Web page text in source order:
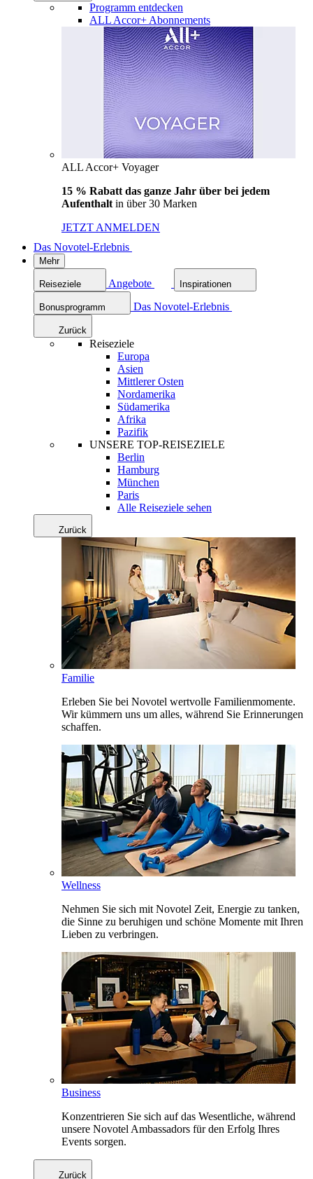
Programm entdecken
ALL Accor+ Abonnements
ALL Accor+ Voyager
15 % Rabatt das ganze Jahr über bei jedem
Aufenthalt in über 30 Marken
JETZT ANMELDEN
Das Novotel-Erlebnis
Mehr
Reiseziele Angebote Inspirationen
Bonusprogramm Das Novotel-Erlebnis
Zurück
Reiseziele
Europa
Asien
Mittlerer Osten
Nordamerika
Südamerika
Afrika
Pazifik
UNSERE TOP-REISEZIELE
Berlin
Hamburg
München
Paris
Alle Reiseziele sehen
Zurück
Familie
Erleben Sie bei Novotel wertvolle Familienmomente.
Wir kümmern uns um alles, während Sie Erinnerungen
schaffen.
Wellness
Nehmen Sie sich mit Novotel Zeit, Energie zu tanken,
die Sinne zu beruhigen und schöne Momente mit Ihren
Lieben zu verbringen.
Business
Konzentrieren Sie sich auf das Wesentliche, während
unsere Novotel Ambassadors für den Erfolg Ihres
Events sorgen.
Zurück